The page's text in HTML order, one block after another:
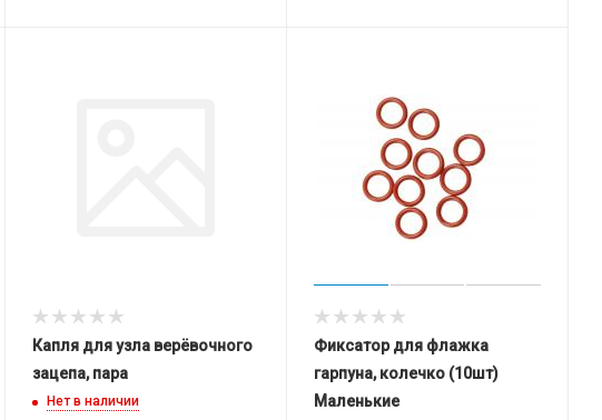
Капля для узла верёвочного
зацепа, пара
Нет в наличии
Фиксатор для флажка
гарпуна, колечко (10шт)
Маленькие